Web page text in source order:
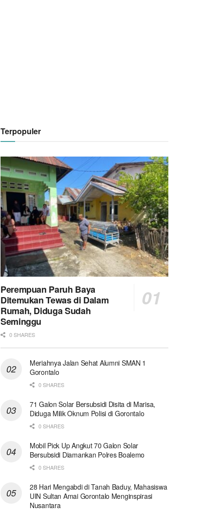
Terpopuler
Perempuan Paruh Baya
Ditemukan Tewas di Dalam
Rumah, Diduga Sudah
Seminggu
0 SHARES
Meriahnya Jalan Sehat Alumni SMAN 1
Gorontalo
0 SHARES
71 Galon Solar Bersubsidi Disita di Marisa,
Diduga Milik Oknum Polisi di Gorontalo
0 SHARES
Mobil Pick Up Angkut 70 Galon Solar
Bersubsidi Diamankan Polres Boalemo
0 SHARES
28 Hari Mengabdi di Tanah Baduy, Mahasiswa
UIN Sultan Amai Gorontalo Menginspirasi
Nusantara